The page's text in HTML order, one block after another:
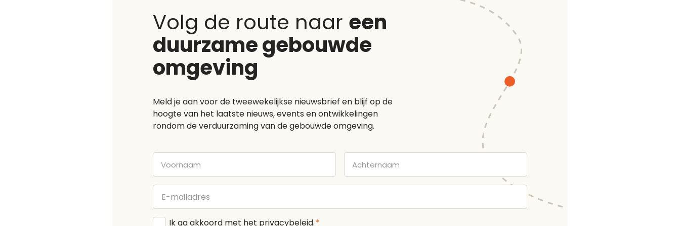
Volg de route naar een
duurzame gebouwde
omgeving
Meld je aan voor de tweewekelijkse nieuwsbrief en blijf op de
hoogte van het laatste nieuws, events en ontwikkelingen
rondom de verduurzaming van de gebouwde omgeving.
Voornaam Achternaam
E-
mailadres
Algemene
Ik ga akkoord met het privacybeleid.*